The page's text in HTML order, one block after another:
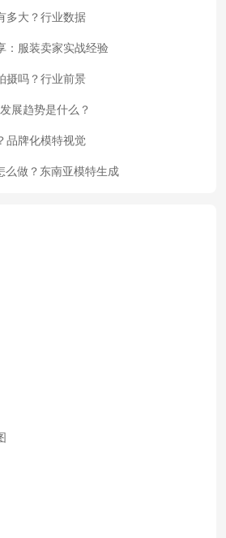
多大？行业数据
：服装卖家实战经验
摄吗？行业前景
展趋势是什么？
品牌化模特视觉
么做？东南亚模特生成